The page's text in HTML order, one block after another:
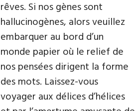
rêves. Si nos gènes sont
hallucinogènes, alors veuillez
embarquer au bord d’un
monde papier où le relief de
nos pensées dirigent la forme
des mots. Laissez-vous
voyager aux délices d’hélices